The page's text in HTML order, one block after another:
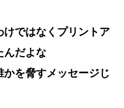
ではなくプリントア
んだよな
を脅すメッセージじ